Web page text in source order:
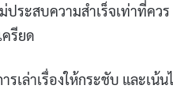
ประสบความสำเร็จเท่าที่ควร
รียด
รเล่าเรื่องให้กระชับ และ